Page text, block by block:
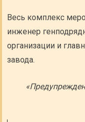
Весь комплекс
инженер
организации и
завода.